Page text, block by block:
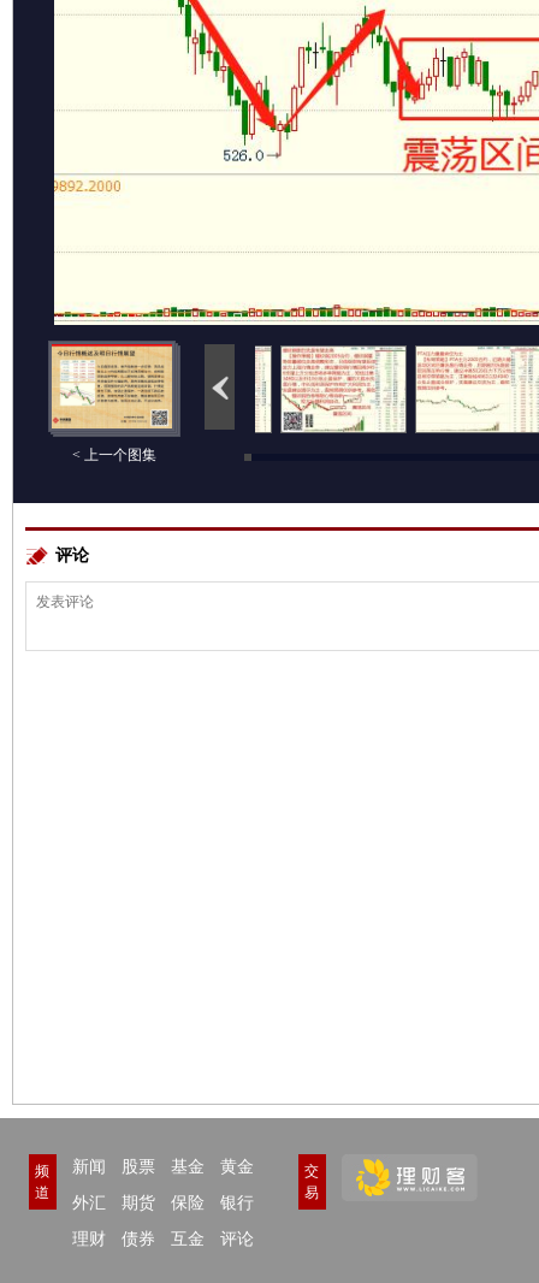
< 上一个图集
评论
频
道
新闻 股票 基金
黄金
外汇
期货 保险
银行
理财
债券 互金 评论
交
易